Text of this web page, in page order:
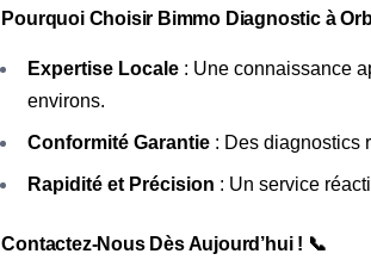
Pourquoi Choisir Bimmo Diagnostic à
Expertise Locale : Une connaissance
environs.
Conformité Garantie : Des diagnostics
Rapidité et Précision : Un service
Contactez-Nous Dès Aujourd’hui ! 📞